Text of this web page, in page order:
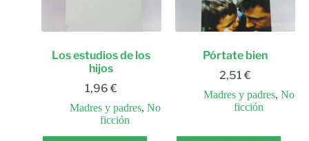
Los estudios de los
hijos
1,96€
Madres y padres, No
ficción
Pórtate bien
2,51 €
Madres y padres, No
ficción